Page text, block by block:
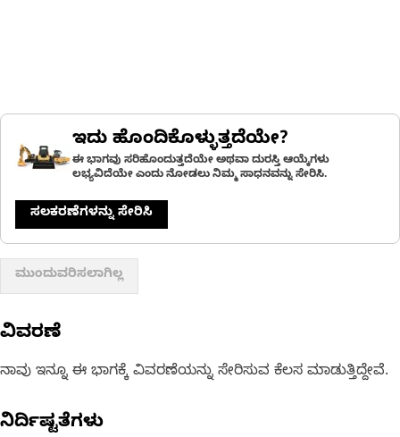
ಇದು ಹೊಂದಿಕೊಳ್ಳುತ್ತದೆಯೇ?
ಈ ಭಾಗವು ಸರಿಹೊಂದುತ್ತದೆಯೇ ಅಥವಾ ದುರಸ್ತಿ ಆಯ್ಕೆಗಳು
ಲಭ್ಯವಿದೆಯೇ ಎಂದು ನೋಡಲು ನಿಮ್ಮ ಸಾಧನವನ್ನು ಸೇರಿಸಿ.
ಸಲಕರಣೆಗಳನ್ನು ಸೇರಿಸಿ
ಮುಂದುವರಿಸಲಾಗಿಲ್ಲ
ವಿವರಣೆ
ನಾವು ಇನ್ನೂ ಈ ಭಾಗಕ್ಕೆ ವಿವರಣೆಯನ್ನು ಸೇರಿಸುವ ಕೆಲಸ ಮಾಡುತ್ತಿದ್ದೇವೆ.
ನಿರ್ದಿಷ್ಟತೆಗಳು